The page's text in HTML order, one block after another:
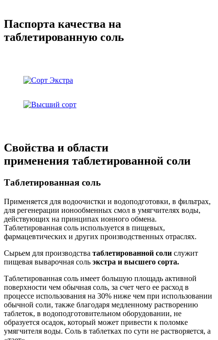
Паспорта качества на
таблетированную соль
Свойства и области
применения таблетированной соли
Таблетированная соль
Применяется для водоочистки и водоподготовки, в фильтрах,
для регенерации ионообменных смол в умягчителях воды,
действующих на принципах ионного обмена.
Таблетированная соль используется в пищевых,
фармацевтических и других производственных отраслях.
Сырьем для производства таблетированной соли служит
пищевая выварочная соль экстра и высшего сорта.
Таблетированная соль имеет большую площадь активной
поверхности чем обычная соль, за счет чего ее расход в
процессе использования на 30% ниже чем при использовании
обычной соли, также благодаря медленному растворению
таблеток, в водоподготовительном оборудовании, не
образуется осадок, который может привести к поломке
умягчителя воды. Соль в таблетках по сути не растворяется, а